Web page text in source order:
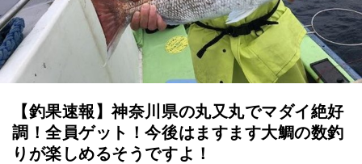
【釣果速報】神奈川県の丸又丸でマダイ絶好
調！全員ゲット！今後はますます大鯛の数釣
りが楽しめるそうですよ！